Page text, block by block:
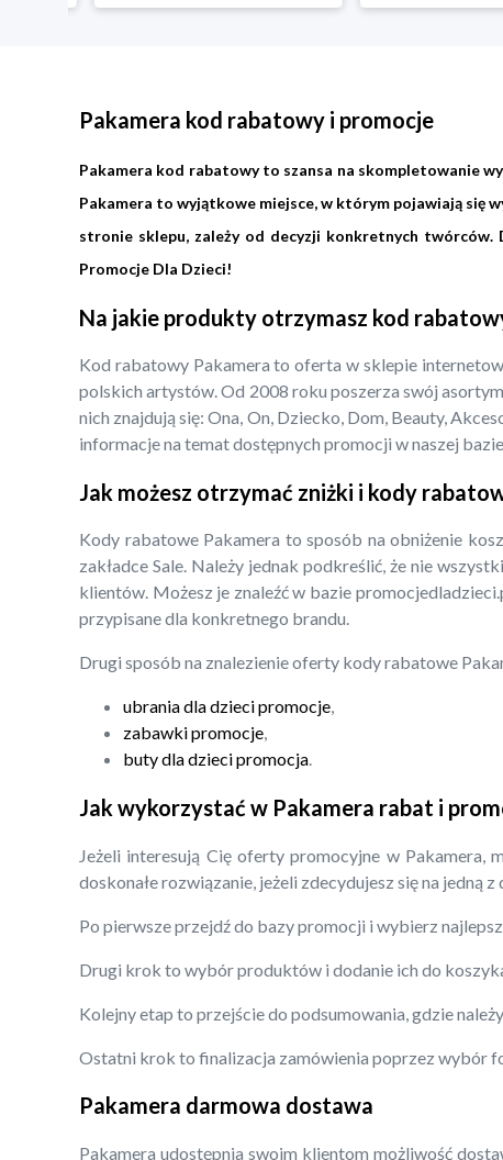
Pakamera kod rabatowy i promocje
Pakamera kod rabatowy to szansa na skompletowanie
Pakamera to wyjątkowe miejsce, w którym pojawiają się
stronie sklepu, zależy od decyzji konkretnych
Promocje Dla Dzieci!
Na jakie produkty otrzymasz kod
Kod rabatowy Pakamera to oferta w sklepie
polskich artystów. Od 2008 roku poszerza swój
nich znajdują się: Ona, On, Dziecko, Dom, Beauty,
informacje na temat dostępnych promocji w naszej
Jak możesz otrzymać zniżki i kody
Kody rabatowe Pakamera to sposób na obniżenie
zakładce Sale. Należy jednak podkreślić, że nie
klientów. Możesz je znaleźć w bazie
przypisane dla konkretnego brandu.
Drugi sposób na znalezienie oferty kody rabatowe
ubrania dla dzieci promocje,
zabawki promocje,
buty dla dzieci promocja.
Jak wykorzystać w Pakamera rabat i
Jeżeli interesują Cię oferty promocyjne w Pakamera,
doskonałe rozwiązanie, jeżeli zdecydujesz się na jedną
Po pierwsze przejdź do bazy promocji i wybierz
Drugi krok to wybór produktów i dodanie ich do
Kolejny etap to przejście do podsumowania, gdzie
Ostatni krok to finalizacja zamówienia poprzez wybór
Pakamera darmowa dostawa
Pakamera udostępnia swoim klientom możliwość